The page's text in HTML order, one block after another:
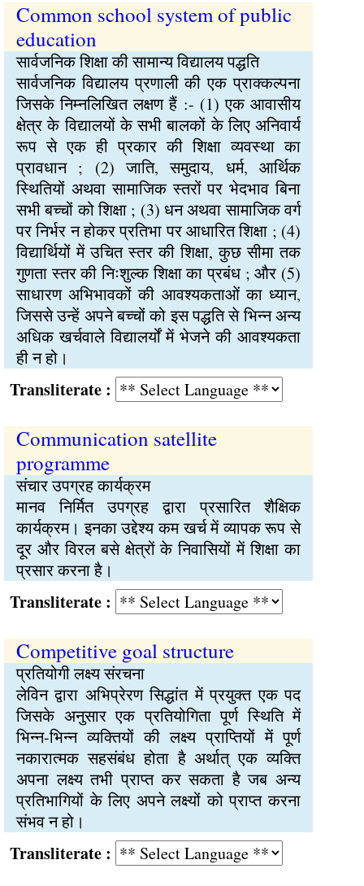
Common school system of public
education
सार्वजनिक शिक्षा की सामान्य विद्यालय पद्धति
सार्वजनिक विद्यालय प्रणाली की एक प्राक्कल्पना
जिसके निम्नलिखित लक्षण हैं :- (1) एक आवासीय
क्षेत्र के विद्यालयों के सभी बालकों के लिए अनिवार्य
रूप से एक ही प्रकार की शिक्षा व्यवस्था का
प्रावधान ; (2) जाति, समुदाय, धर्म, आर्थिक
स्थितियों अथवा सामाजिक स्तरों पर भेदभाव बिना
सभी बच्चों को शिक्षा ; (3) धन अथवा सामाजिक वर्ग
पर निर्भर न होकर प्रतिभा पर आधारित शिक्षा ; (4)
विद्यार्थियों में उचित स्तर की शिक्षा, कुछ सीमा तक
गुणता स्तर की निःशुल्क शिक्षा का प्रबंध ; और (5)
साधारण अभिभावकों की आवश्यकताओं का ध्यान,
जिससे उन्हें अपने बच्चों को इस पद्धति से भिन्न अन्य
अधिक खर्चवाले विद्यालर्यों में भेजने की आवश्यकता
ही न हो।
:
Communication satellite
programme
संचार उपग्रह कार्यक्रम
मानव निर्मित उपग्रह द्वारा प्रसारित शैक्षिक
कार्यक्रम। इनका उद्देश्य कम खर्च में व्यापक रूप से
दूर और विरल बसे क्षेत्रों के निवासियों में शिक्षा का
प्रसार करना है।
:
Competitive goal structure
प्रतियोगी लक्ष्य संरचना
लेविन द्वारा अभिप्रेरण सिद्धांत में प्रयुक्त एक पद
जिसके अनुसार एक प्रतियोगिता पूर्ण स्थिति में
भिन्न-भिन्न व्यक्तियों की लक्ष्य प्राप्तियों में पूर्ण
नकारात्मक सहसंबंध होता है अर्थात् एक व्यक्ति
अपना लक्ष्य तभी प्राप्त कर सकता है जब अन्य
प्रतिभागियों के लिए अपने लक्ष्यों को प्राप्त करना
संभव न हो।
: